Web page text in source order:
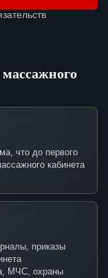
что до первого
кабинета
приказы
МЧС, охраны